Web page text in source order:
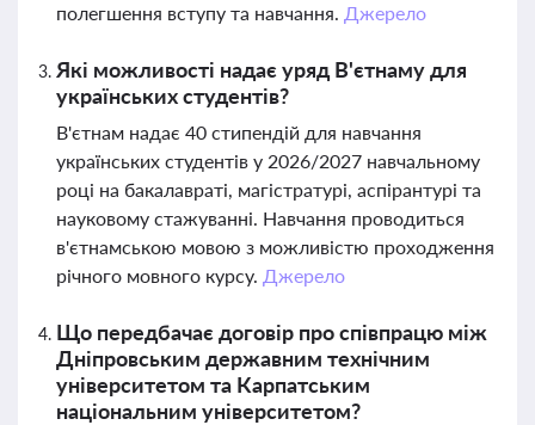
полегшення вступу та навчання. Джерело
Які можливості надає уряд В'єтнаму для
українських студентів?
В'єтнам надає 40 стипендій для навчання
українських студентів у 2026/2027 навчальному
році на бакалавраті, магістратурі, аспірантурі та
науковому стажуванні. Навчання проводиться
в'єтнамською мовою з можливістю проходження
річного мовного курсу. Джерело
Що передбачає договір про співпрацю між
Дніпровським державним технічним
університетом та Карпатським
національним університетом?